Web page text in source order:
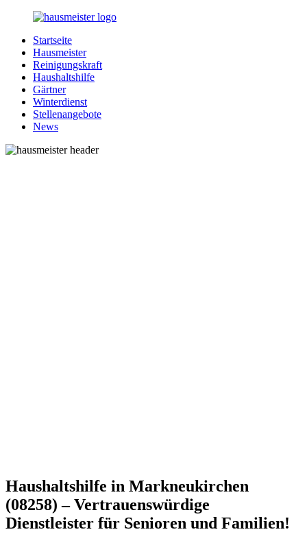
Zurück
Inhalt
Hausmeister.de
Alles
rund
Ihren
Haushalt
Startseite
Hausmeister
Reinigungskraft
Haushaltshilfe
Gärtner
Winterdienst
Stellenangebote
News
Haushaltshilfe in Markneukirchen
(08258) – Vertrauenswürdige
Dienstleister für Senioren und Familien!